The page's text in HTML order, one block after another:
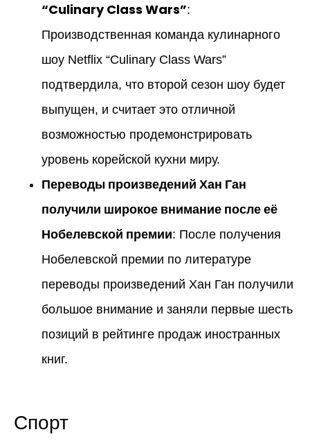
“Culinary Class Wars”:
Производственная команда кулинарного
шоу Netflix “Culinary Class Wars”
подтвердила, что второй сезон шоу будет
выпущен, и считает это отличной
возможностью продемонстрировать
уровень корейской кухни миру.
Переводы произведений Хан Ган
получили широкое внимание после её
Нобелевской премии: После получения
Нобелевской премии по литературе
переводы произведений Хан Ган получили
большое внимание и заняли первые шесть
позиций в рейтинге продаж иностранных
книг.
Спорт